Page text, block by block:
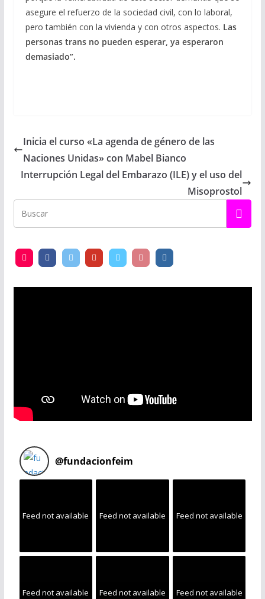
asegure el refuerzo de la sociedad civil, con lo laboral,
pero también con la vivienda y con otros aspectos. Las
personas trans no pueden esperar, ya esperaron
demasiado”.
Inicia el curso «La agenda de género de las
Naciones Unidas» con Mabel Bianco
Interrupción Legal del Embarazo (ILE) y el uso del
Misoprostol
@fundacionfeim
Feed not available Feed not available Feed not available
Feed not available Feed not available Feed not available